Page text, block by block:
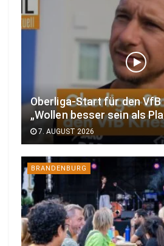
Oberliga-Start für den VfB
„Wollen besser sein als
7. AUGUST 2026
BRANDENBURG